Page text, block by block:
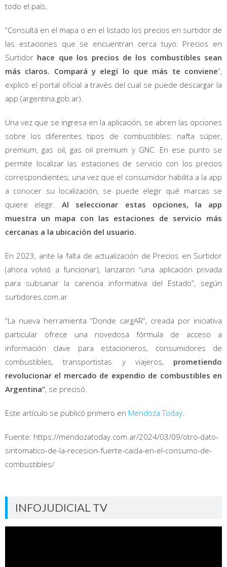
todo el país.
“Consultá en el mapa o en el listado los precios en surtidor de
las estaciones que se encuentran cerca tuyo. Precios en
Surtidor hace que los precios de los combustibles sean
más claros. Compará y elegí lo que más te conviene”,
explicó el portal oficial a través del cual se puede descargar la
app (argentina.gob.ar).
Una vez que se ingresa en la aplicación, se abren las opciones
sobre los diferentes tipos de combustibles: nafta súper,
premium, gas oil, gas oil premium y GNC. En ese punto se
permite localizar las estaciones de servicio con los precios
correspondientes; una vez que el consumidor habilita a la app
a conocer su localización, se puede elegir qué marcas se
quiere elegir.Al seleccionar estas opciones, la app
muestra un mapa con las estaciones de servicio más
cercanas a la ubicación del usuario.
En 2023, ante la falta de actualización de Precios en Surtidor
(ahora volvió a funcionar), lanzaron “una aplicación privada
para subsanar la carencia informativa del Estado”, según
surtidores.com.ar
“La nueva herramienta “Donde cargAR”, creada por iniciativa
particular ofrece una novedosa fórmula de acceso a
información clave para estacioneros, consumidores de
combustibles, transportistas y viajeros, prometiendo
revolucionar el mercado de expendio de combustibles en
Argentina”, se precisó.
Este artículo se publicó primero en Mendoza Today
Fuente: https://mendozatoday.com.ar/2024/03/09/otro-dato-
sintomatico-de-la-recesion-fuerte-caida-en-el-consumo-de-
combustibles/
INFOJUDICIAL TV